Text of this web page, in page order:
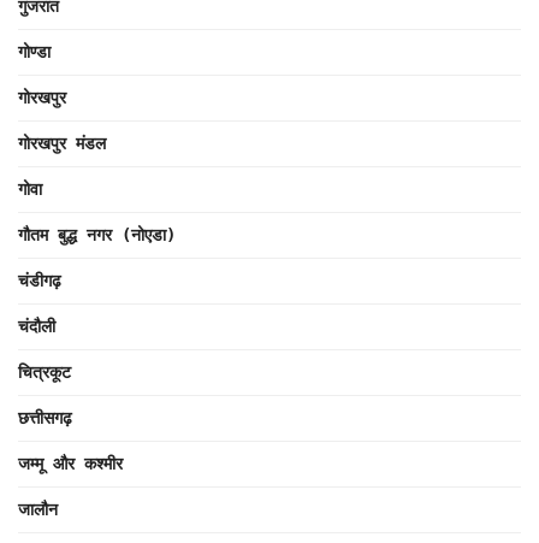
गुजरात
गोण्डा
गोरखपुर
गोरखपुर मंडल
गोवा
गौतम बुद्ध नगर (नोएडा)
चंडीगढ़
चंदौली
चित्रकूट
छत्तीसगढ़
जम्मू और कश्मीर
जालौन